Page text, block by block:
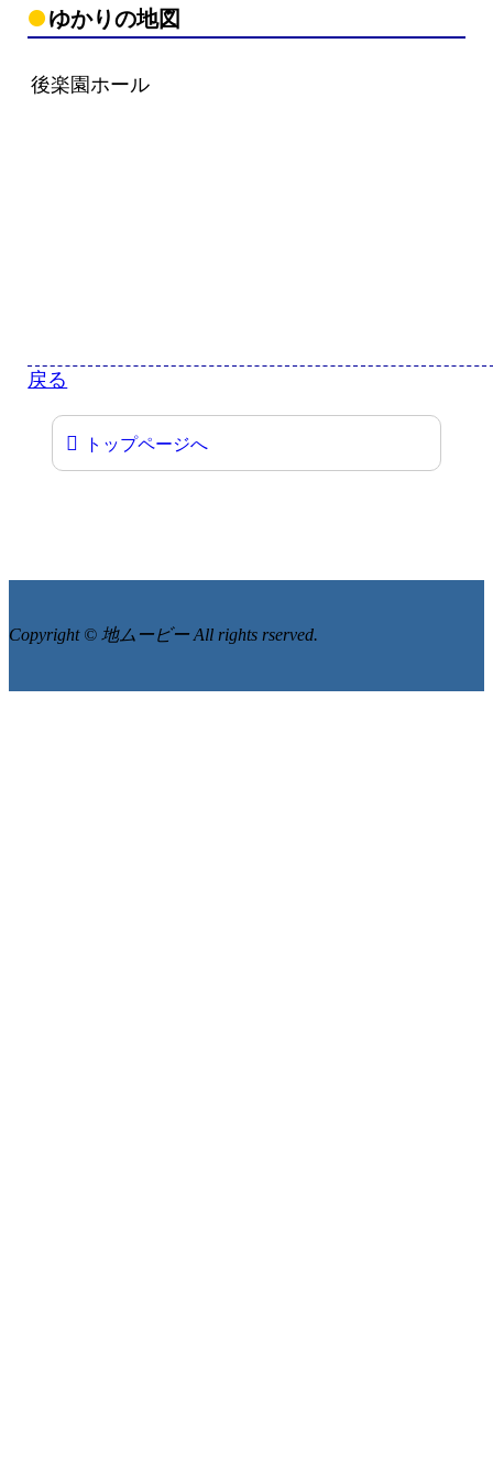
ゆかりの地図
後楽園ホール
戻る
トップページへ
Copyright © 地ムービー All rights rserved.